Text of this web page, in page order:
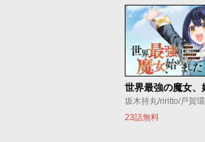
坂木持丸/riritto/戸賀環
23話無料